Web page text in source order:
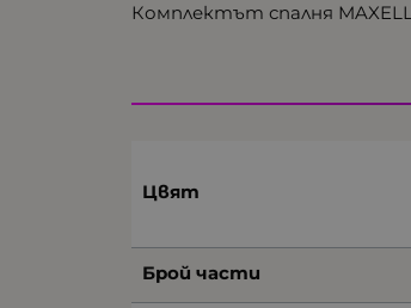
Комплектът спалня
Цвят
Брой части